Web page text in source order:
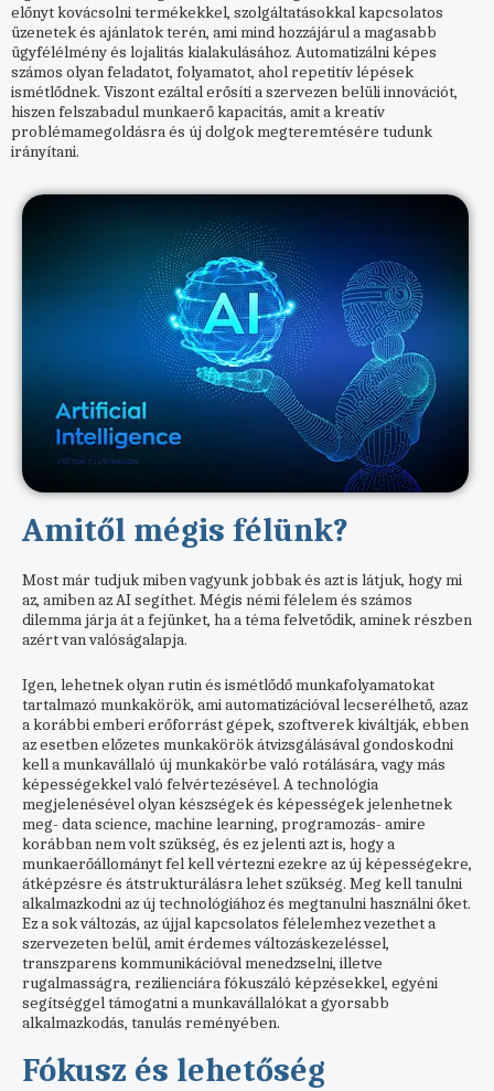
előnyt kovácsolni termékekkel, szolgáltatásokkal kapcsolatos
üzenetek és ajánlatok terén, ami mind hozzájárul a magasabb
ügyfélélmény és lojalitás kialakulásához. Automatizálni képes
számos olyan feladatot, folyamatot, ahol repetitív lépések
ismétlődnek. Viszont ezáltal erősíti a szervezen belüli innovációt,
hiszen felszabadul munkaerő kapacitás, amit a kreatív
problémamegoldásra és új dolgok megteremtésére tudunk
irányítani.
Amitől mégis félünk?
Most már tudjuk miben vagyunk jobbak és azt is látjuk, hogy mi
az, amiben az AI segíthet. Mégis némi félelem és számos
dilemma járja át a fejünket, ha a téma felvetődik, aminek részben
azért van valóságalapja.
Igen, lehetnek olyan rutin és ismétlődő munkafolyamatokat
tartalmazó munkakörök, ami automatizációval lecserélhető, azaz
a korábbi emberi erőforrást gépek, szoftverek kiváltják, ebben
az esetben előzetes munkakörök átvizsgálásával gondoskodni
kell a munkavállaló új munkakörbe való rotálására, vagy más
képességekkel való felvértezésével. A technológia
megjelenésével olyan készségek és képességek jelenhetnek
meg- data science, machine learning, programozás- amire
korábban nem volt szükség, és ez jelenti azt is, hogy a
munkaerőállományt fel kell vértezni ezekre az új képességekre,
átképzésre és átstrukturálásra lehet szükség. Meg kell tanulni
alkalmazkodni az új technológiához és megtanulni használni őket.
Ez a sok változás, az újjal kapcsolatos félelemhez vezethet a
szervezeten belül, amit érdemes változáskezeléssel,
transzparens kommunikációval menedzselni, illetve
rugalmasságra, rezilienciára fókuszáló képzésekkel, egyéni
segítséggel támogatni a munkavállalókat a gyorsabb
alkalmazkodás, tanulás reményében.
Fókusz és lehetőség